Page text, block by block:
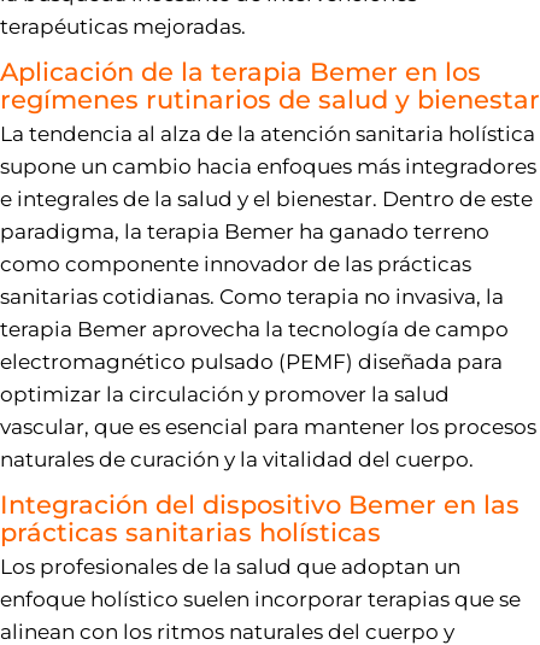
terapéuticas mejoradas.
Aplicación de la terapia Bemer en los
regímenes rutinarios de salud y bienestar
La tendencia al alza de la atención sanitaria holística
supone un cambio hacia enfoques más integradores
e integrales de la salud y el bienestar. Dentro de este
paradigma, la terapia Bemer ha ganado terreno
como componente innovador de las prácticas
sanitarias cotidianas. Como terapia no invasiva, la
terapia Bemer aprovecha la tecnología de campo
electromagnético pulsado (PEMF) diseñada para
optimizar la circulación y promover la salud
vascular, que es esencial para mantener los procesos
naturales de curación y la vitalidad del cuerpo.
Integración del dispositivo Bemer en las
prácticas sanitarias holísticas
Los profesionales de la salud que adoptan un
enfoque holístico suelen incorporar terapias que se
alinean con los ritmos naturales del cuerpo y